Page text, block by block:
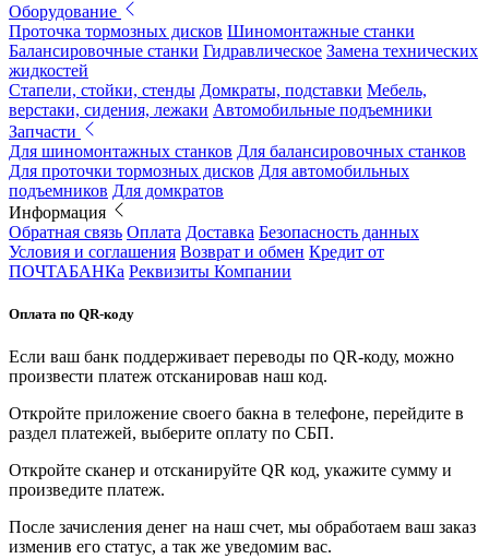
Оборудование
Проточка тормозных дисков Шиномонтажные станки
Балансировочные станки Гидравлическое Замена технических
жидкостей
Стапели, стойки, стенды Домкраты, подставки Мебель,
верстаки, сидения, лежаки Автомобильные подъемники
Запчасти
Для шиномонтажных станков Для балансировочных станков
Для проточки тормозных дисков Для автомобильных
подъемников Для домкратов
Информация
Обратная связь Оплата Доставка Безопасность данных
Условия и соглашения Возврат и обмен Кредит от
ПОЧТАБАНКа Реквизиты Компании
Оплата по QR-коду
Если ваш банк поддерживает переводы по QR-коду, можно
произвести платеж отсканировав наш код.
Откройте приложение своего бакна в телефоне, перейдите в
раздел платежей, выберите оплату по СБП.
Откройте сканер и отсканируйте QR код, укажите сумму и
произведите платеж.
После зачисления денег на наш счет, мы обработаем ваш заказ
изменив его статус, а так же уведомим вас.